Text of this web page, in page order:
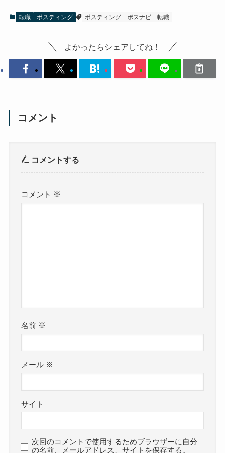
転職 ポスティング ポスティング ポスナビ 転職
よかったらシェアしてね！
コメント
コメントする
コメント ※
名前 ※
メール ※
サイト
次回のコメントで使用するためブラウザーに自分
の名前、メールアドレス、サイトを保存する。